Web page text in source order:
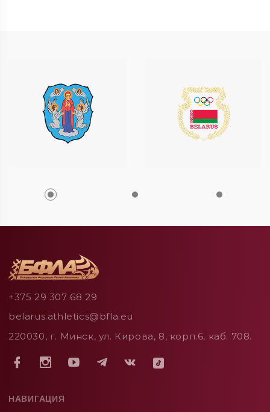
+375 29 307 68 29
belarus.athletics@bfla.eu
220030, г. Минск, ул. Кирова, 8, корп.6, каб. 708.
НАВИГАЦИЯ